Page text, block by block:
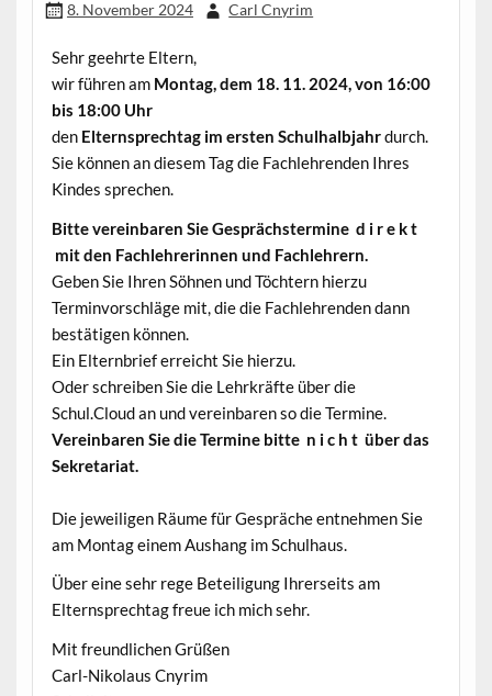
8. November 2024 Carl Cnyrim
Sehr geehrte Eltern,
wir führen am Montag, dem 18. 11. 2024, von 16:00
bis 18:00 Uhr
den Elternsprechtag im ersten Schulhalbjahrdurch.
Sie können an diesem Tag die Fachlehrenden Ihres
Kindes sprechen.
Bitte vereinbaren Sie Gesprächstermine d i r e k t
mit den Fachlehrerinnen und Fachlehrern.
Geben Sie Ihren Söhnen und Töchtern hierzu
Terminvorschläge mit, die die Fachlehrenden dann
bestätigen können.
Ein Elternbrief erreicht Sie hierzu.
Oder schreiben Sie die Lehrkräfte über die
Schul.Cloud an und vereinbaren so die Termine.
Vereinbaren Sie die Termine bitte n i c h t über das
Sekretariat.
Die jeweiligen Räume für Gespräche entnehmen Sie
am Montag einem Aushang im Schulhaus.
Über eine sehr rege Beteiligung Ihrerseits am
Elternsprechtag freue ich mich sehr.
Mit freundlichen Grüßen
Carl-Nikolaus Cnyrim